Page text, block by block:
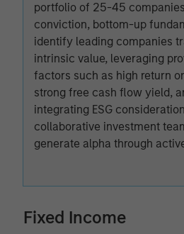
portfolio of 25-45
conviction, bottom-up
identify leading companies
intrinsic value, leveraging
factors such as high return
strong free cash flow yield,
integrating ESG
collaborative investment
generate alpha through
Fixed Income